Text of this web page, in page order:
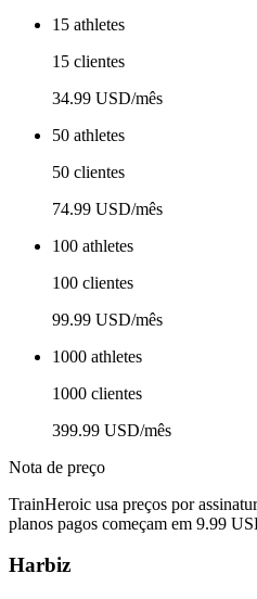
15 athletes
15 clientes
34.99 USD/mês
50 athletes
50 clientes
74.99 USD/mês
100 athletes
100 clientes
99.99 USD/mês
1000 athletes
1000 clientes
399.99 USD/mês
Nota de preço
TrainHeroic usa preços por
planos pagos começam em 9.99
Harbiz